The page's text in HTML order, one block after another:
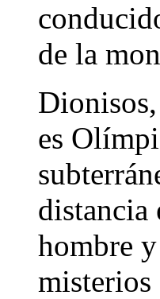
de la
es
distancia
hombre
misterios